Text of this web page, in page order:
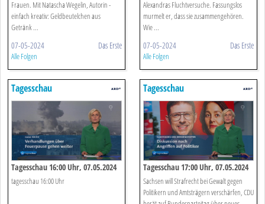
Frauen. Mit Natascha Wegelin, Autorin -
einfach kreativ: Geldbeutelchen aus
Getränk ...
07-05-2024 Das Erste
Alle Folgen
Alexandras Fluchtversuche. Fassungslos
murmelt er, dass sie zusammengehören.
Wie ...
07-05-2024 Das Erste
Alle Folgen
Tagesschau
Tagesschau 16:00 Uhr, 07.05.2024
tagesschau 16:00 Uhr
Tagesschau
Tagesschau 17:00 Uhr, 07.05.2024
Sachsen will Strafrecht bei Gewalt gegen
Politikern und Amtsträgern verschärfen, CDU